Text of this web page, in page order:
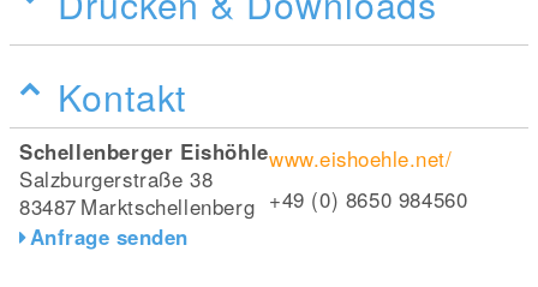
Kontakt
Schellenberger Eishöhle
Salzburgerstraße 38
83487 Marktschellenberg
Anfrage senden
www.eishoehle.net/
+49 (0) 8650 984560